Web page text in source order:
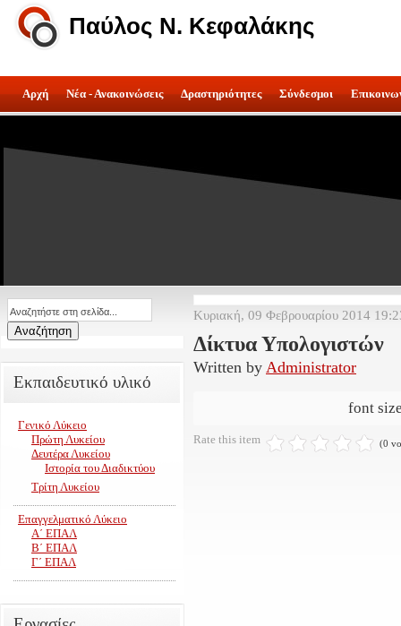
Παύλος Ν. Κεφαλάκης
Αρχή Νέα - Ανακοινώσεις Δραστηριότητες Σύνδεσμοι
Εκπαιδευτικό υλικό
Γενικό Λύκειο
Πρώτη Λυκείου
Δευτέρα Λυκείου
Ιστορία του Διαδικτύου
Τρίτη Λυκείου
Επαγγελματικό Λύκειο
Α΄ ΕΠΑΛ
Β΄ ΕΠΑΛ
Γ΄ ΕΠΑΛ
Κυριακή, 09 Φεβρουαρίου 2014
Δίκτυα Υπολογιστών
Written by Administrator
font
Rate this item (0